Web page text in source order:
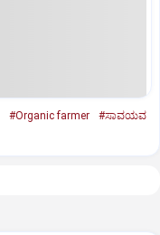
#Organic farmer
#ಸಾವಯವ